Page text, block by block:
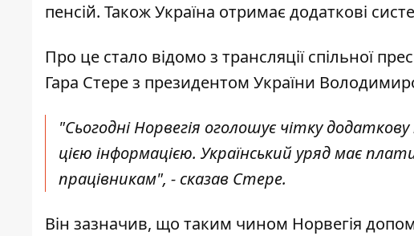
пенсій. Також Україна отримає додаткові
Про це стало відомо з трансляції спільної
Гара Стере з президентом України
"Сьогодні Норвегія оголошує чітку
цією інформацією. Український уряд має
працівникам", - сказав Стере.
Він зазначив, що таким чином Норвегія